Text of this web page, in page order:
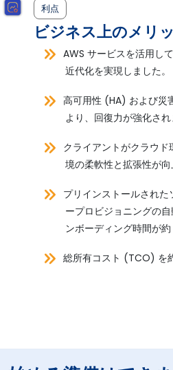
利点
ビジネス上のメリ
AWS サービスを活用し
近代化を実現しました。
高可用性 (HA) および災
より、回復力が強化され
クライアントがクラウ
境の柔軟性と拡張性が向
プリインストールされ
ープロビジョニングの
ンボーディング時間が
総所有コスト (TCO) を